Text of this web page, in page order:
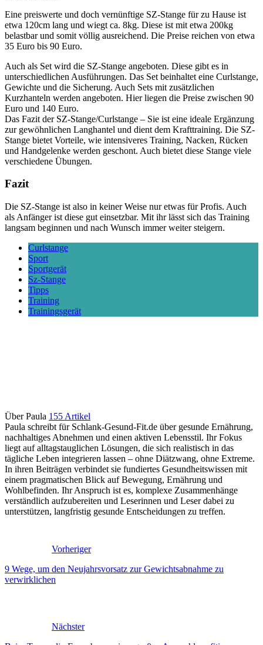
Eine preiswerte und doch vernünftige SZ-Stange für zu Hause ist
etwa 120cm lang und wiegt ca. 8kg. Diese ist mit etwa 200kg
belastbar und somit völlig ausreichend. Die Preise reichen von etwa
35 Euro bis 90 Euro.
Auch als Set wird die SZ-Stange angeboten. Diese gibt es in
unterschiedlichen Ausführungen. Das Set beinhaltet eine Curlstange,
Gewichte und die Sicherung. Auch Sets mit zusätzlichen
Kurzhanteln werden angeboten. Hier liegen die Preise zwischen 90
Euro und 140 Euro.
Das Fazit der SZ-Stange/Curlstange – Sie ist eine ideale Ergänzung
zur gewöhnlichen Langhantel und dient dem Krafttraining. Die SZ-
Stange bietet Vorteile, wie intensiveres Training, Nacken, Rücken
und Handgelenke werden geschont. Auch bietet diese Stange viele
verschiedene Übungen.
Fazit
Die SZ-Stange ist also in keiner Weise nur etwas für Profis. Auch
als Anfänger ist diese gut einsetzbar. Mit ihr lässt sich das Training
langsam beginnen und nach Wunsch immer weiter steigern.
Curlstange
Sport
Sportgerät
Sz-Stange
Tipps
Training
Trainingsgerät
Über Paula 155 Artikel
Paula schreibt für Schlank-Gesund-Fit.de über gesunde Ernährung,
nachhaltiges Abnehmen und einen aktiven Lebensstil. Ihr Fokus
liegt auf alltagstauglichen Lösungen, die sich realistisch in das
tägliche Leben integrieren lassen – ohne Diätzwang, ohne Extreme.
In ihren Beiträgen verbindet sie fundiertes Gesundheitswissen mit
einem pragmatischen Blick auf Bewegung, Ernährung und
Wohlbefinden. Ihr Anspruch ist es, komplexe Zusammenhänge
verständlich aufzubereiten und Leserinnen und Leser dabei zu
unterstützen, langfristig gesunde Entscheidungen zu treffen.
Vorheriger
9 Wege, um den Neujahrsvorsatz zur Gewichtsabnahme zu
verwirklichen
Nächster